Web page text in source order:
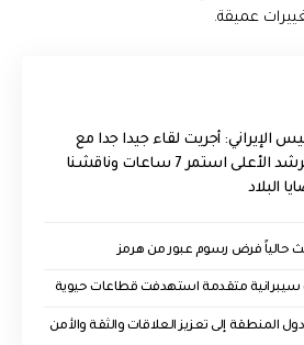
عميقة.
الإيراني: أجريت لقاء جيدا جدا مع
المرشد الأعلى استمر 7 ساعات وناقشنا
البلاد
نبحث حالياً فرض رسوم عبور من هرمز
سيبرانية متقدمة استهدفت قطاعات حيوية
دول المنطقة إلى تعزيز العلاقات والثقة والأمن